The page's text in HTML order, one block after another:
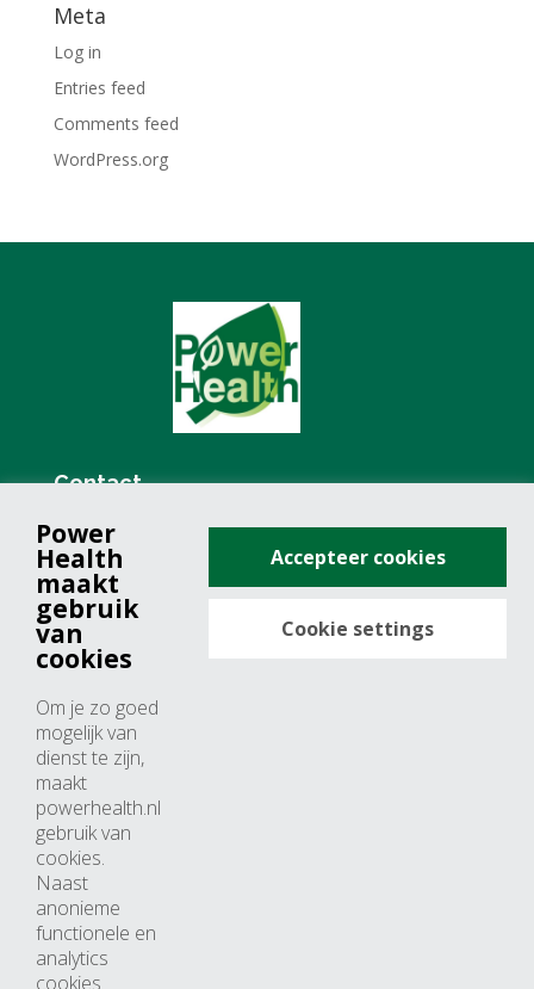
Meta
Log in
Entries feed
Comments feed
WordPress.org
Contact
+31 (0)76 571 19 68
info@powerhealth.nl
Adresse
4817 ZH breda
Nederland
Horaires d’ouvertures
Du lundi au jeudi: 09:00 – 17:00
Vendredi: 09:00 – 15:00
Power
Health
maakt
gebruik
van
cookies
Om je zo goed
mogelijk van
dienst te zijn,
maakt
powerhealth.nl
gebruik van
cookies.
Naast
anonieme
functionele en
analytics
cookies
Accepteer cookies
Cookie settings